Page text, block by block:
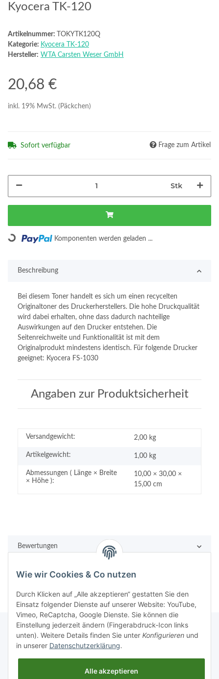
Kyocera TK-120
Artikelnummer:
TOKYTK120Q
Kategorie: Kyocera TK-120
Hersteller: WTA Carsten Weser GmbH
20,68 €
inkl. 19% MwSt. (Päckchen)
Sofort verfügbar Frage zum Artikel
Stk
Loading... Komponenten werden geladen ...
Beschreibung
Bei diesem Toner handelt es sich um einen recycelten
Originaltoner des Druckerherstellers. Die hohe Druckqualität
wird dabei erhalten, ohne dass dadurch nachteilige
Auswirkungen auf den Drucker entstehen. Die
Seitenreichweite und Funktionalität ist mit dem
Originalprodukt mindestens identisch. Für folgende Drucker
geeignet: Kyocera FS-1030
Angaben zur Produktsicherheit
Versandgewicht: 2,00 kg
Artikelgewicht: 1,00 kg
Abmessungen ( Länge × Breite
× Höhe ):
10,00 × 30,00 ×
15,00 cm
Bewertungen
Rechtliches
Wie wir Cookies & Co nutzen
Durch Klicken auf „Alle akzeptieren“ gestatten Sie den
Einsatz folgender Dienste auf unserer Website: YouTube,
Vimeo, ReCaptcha, Google Dienste. Sie können die
Einstellung jederzeit ändern (Fingerabdruck-Icon links
unten). Weitere Details finden Sie unter Konfigurieren und
in unserer Datenschutzerklärung.
Alle akzeptieren